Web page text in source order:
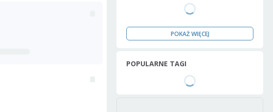
POKAŻ WIĘCEJ
POPULARNE TAGI